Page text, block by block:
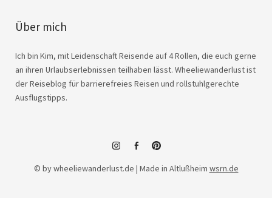
Über mich
Ich bin Kim, mit Leidenschaft Reisende auf 4 Rollen, die euch gerne
an ihren Urlaubserlebnissen teilhaben lässt. Wheeliewanderlust ist
der Reiseblog für barrierefreies Reisen und rollstuhlgerechte
Ausflugstipps.
instagramfacebook
© by wheeliewanderlust.de | Made in Altlußheim wsrn.de